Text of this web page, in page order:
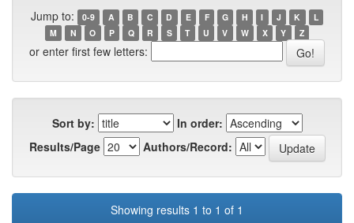
Jump to: 0-9 A B C D E F G H I J K
L
M
N O P Q R S T U V W X Y Z
or enter first few letters:
Sort by:
In order:
Results/Page
Authors/Record:
Showing results 1 to 1 of 1